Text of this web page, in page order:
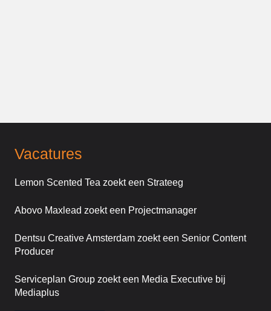
Vacatures
Lemon Scented Tea zoekt een Strateeg
Abovo Maxlead zoekt een Projectmanager
Dentsu Creative Amsterdam zoekt een Senior Content
Producer
Serviceplan Group zoekt een Media Executive bij
Mediaplus